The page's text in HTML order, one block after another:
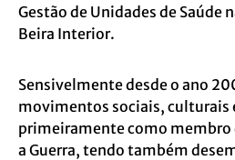
Gestão de Unidades de Saúde
Beira Interior.
Sensivelmente desde o ano
movimentos sociais, culturais
primeiramente como membro
a Guerra, tendo também